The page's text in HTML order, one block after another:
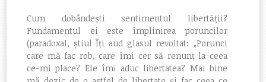
Cum dobândești sentimentul libertății?
Fundamentul ei este împlinirea poruncilor
(paradoxal, știu! Îți aud glasul revoltat: „Porunci
care mă fac rob, care îmi cer să renunț la ceea
ce-mi place? Ele îmi aduc libertatea? Mai bine